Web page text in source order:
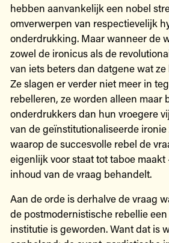
hebben aanvankelijk een nobel
omverwerpen van respectievelijk
onderdrukking. Maar wanneer de
zowel de ironicus als de
van iets beters dan datgene wat
Ze slagen er verder niet meer in
rebelleren, ze worden alleen maar
onderdrukkers dan hun vroegere
van de geïnstitutionaliseerde
waarop de succesvolle rebel de
eigenlijk voor staat tot taboe
inhoud van de vraag behandelt.
Aan de orde is derhalve de vraag
de postmodernistische rebellie
institutie is geworden. Want dat is